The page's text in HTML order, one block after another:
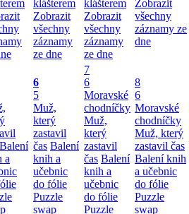
klášterem
Zobrazit
všechny
záznamy
ze dne
klášterem
Zobrazit
všechny
záznamy
ze dne
Zobrazit
všechny
záznamy ze
dne
Balení
a
6
5
Muž,
který
zastavil
čas Balení
knih a
učebnic
do fólie
Puzzle
swap
7
6
Moravské
chodníčky
Muž,
který
zastavil
čas Balení
knih a
učebnic
do fólie
Puzzle
8
6
Moravské
chodníčky
Muž, který
zastavil čas
Balení knih
a učebnic
do fólie
Puzzle
swap